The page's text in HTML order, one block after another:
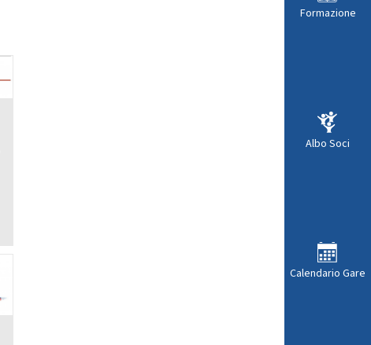
Formazione
Albo Soci
Calendario Gare